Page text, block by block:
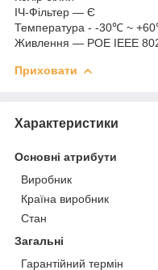
ІЧ-Фільтер — Є
Температура - -30℃ ~
Живлення — POE IEEE
Приховати
Характеристики
Основні атрибути
Виробник
Країна виробник
Стан
Загальні
Гарантійний термін